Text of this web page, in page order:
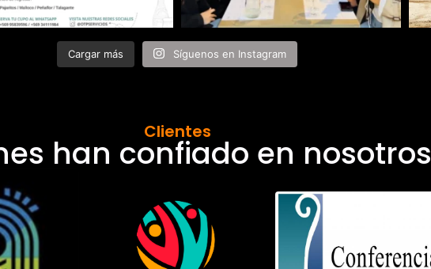
Cargar más Síguenos en Instagram
Clientes
han confiado en nosotros